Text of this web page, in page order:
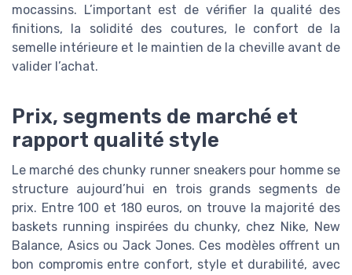
mocassins. L’important est de vérifier la qualité des
finitions, la solidité des coutures, le confort de la
semelle intérieure et le maintien de la cheville avant de
valider l’achat.
Prix, segments de marché et
rapport qualité style
Le marché des chunky runner sneakers pour homme se
structure aujourd’hui en trois grands segments de
prix. Entre 100 et 180 euros, on trouve la majorité des
baskets running inspirées du chunky, chez Nike, New
Balance, Asics ou Jack Jones. Ces modèles offrent un
bon compromis entre confort, style et durabilité, avec